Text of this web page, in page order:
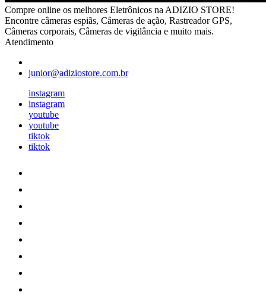
Compre online os melhores Eletrônicos na ADIZIO STORE!
Encontre câmeras espiãs, Câmeras de ação, Rastreador GPS,
Câmeras corporais, Câmeras de vigilância e muito mais.
Atendimento
junior@adiziostore.com.br
instagram
instagram
youtube
youtube
tiktok
tiktok